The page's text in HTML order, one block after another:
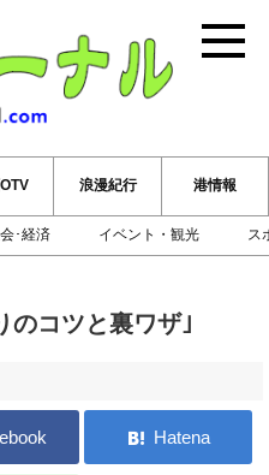
小樽ジ
･経済 イベント・観光 ス
浪漫紀行 港情報
のコツと裏ワザ｣